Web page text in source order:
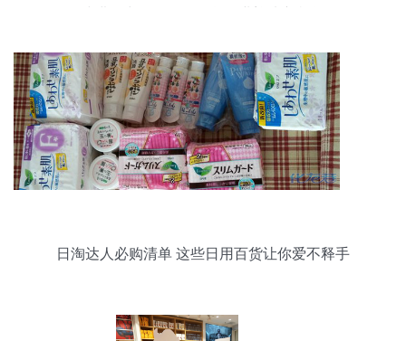
日淘达人必购清单 这些日用百货让你爱不释手